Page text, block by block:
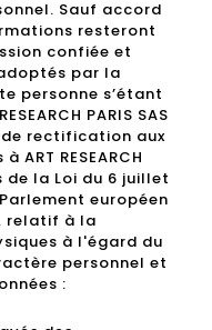
Sauf accord
resteront
confiée et
par la
personne s’étant
PARIS SAS
de rectification aux
RESEARCH
de la Loi du 6 juillet
européen
relatif à la
à l'égard du
personnel et
: